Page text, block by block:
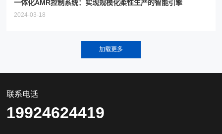
一体化AMR控制系统：实现规模化柔性生产的智能引擎
2024-03-18
联系电话
19924624419